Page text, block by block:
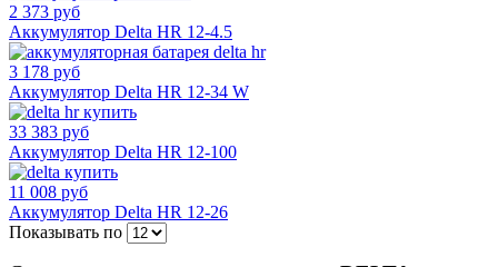
2 373 руб
Аккумулятор Delta HR 12-4.5
3 178 руб
Аккумулятор Delta HR 12-34 W
33 383 руб
Аккумулятор Delta HR 12-100
11 008 руб
Аккумулятор Delta HR 12-26
Показывать по